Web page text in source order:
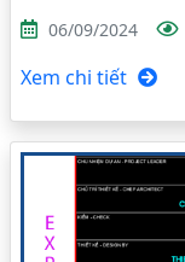
06/09/2024
Xem chi tiết